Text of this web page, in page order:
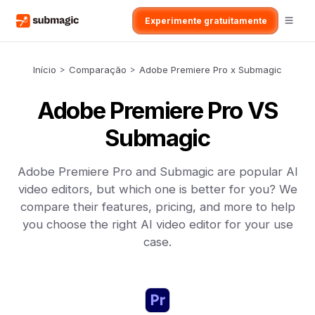
Experimente gratuitamente
Início > Comparação > Adobe Premiere Pro x Submagic
Adobe Premiere Pro VS
Submagic
Adobe Premiere Pro and Submagic are popular AI
video editors, but which one is better for you? We
compare their features, pricing, and more to help
you choose the right AI video editor for your use
case.